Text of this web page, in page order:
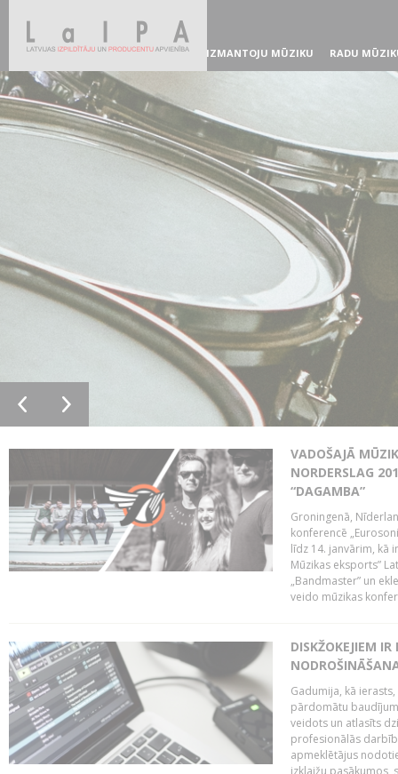
IZMANTOJU MŪZIKU RADU
VADOŠAJĀ
NORDERSLAG
“DAGAMBA”
Groningenā,
konferencē
līdz 14. janvārim, kā
Mūzikas eksports”
„Bandmaster” un
veido mūzikas
DISKŽOKEJIEM
Gadumija, kā
pārdomātu
veidots un atlasīts
profesionālās
apmeklētājus
izklaižu pasākumos,